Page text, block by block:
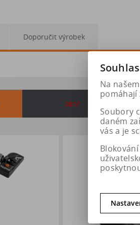
Doporučit výrobek
akce
Na
pomáhají
Soubory
daném
vás a je